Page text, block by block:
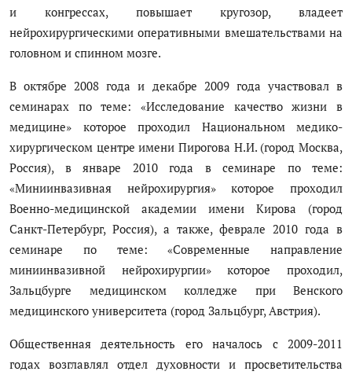
и конгрессах, повышает кругозор, владеет
нейрохирургическими оперативными вмешательствами на
головном и спинном мозге.
В октябре 2008 года и декабре 2009 года участвовал в
семинарах по теме: «Исследование качество жизни в
медицине» которое проходил Национальном медико-
хирургическом центре имени Пирогова Н.И. (город Москва,
Россия), в январе 2010 года в семинаре по теме:
«Миниинвазивная нейрохирургия» которое проходил
Военно-медицинской академии имени Кирова (город
Санкт-Петербург, Россия), а также, феврале 2010 года в
семинаре по теме: «Современные направление
миниинвазивной нейрохирургии» которое проходил,
Зальцбурге медицинском колледже при Венского
медицинского университета (город Зальцбург, Австрия).
Общественная деятельность его началось с 2009-2011
годах возглавлял отдел духовности и просветительства